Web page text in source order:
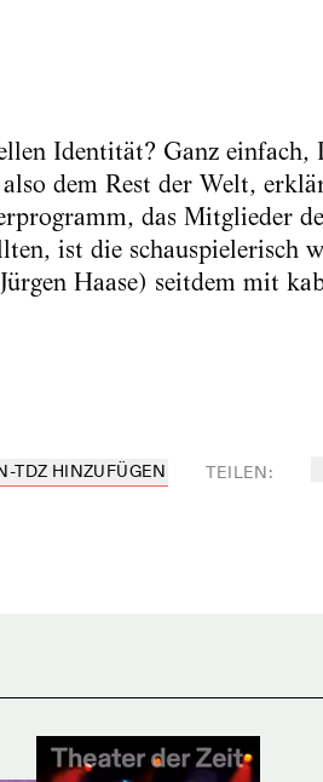
Identität? Ganz einfach,
dem Rest der Welt,
das Mitglieder
ist die schauspielerisch
Haase) seitdem mit
TDZ HINZUFÜGEN TEILEN: